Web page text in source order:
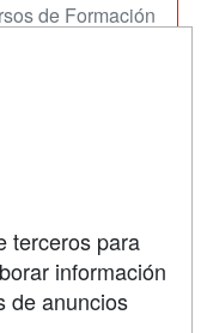
de Formación
terceros para
información
de anuncios